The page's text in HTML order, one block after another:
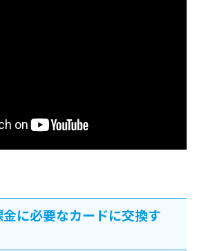
に必要なカードに交換す